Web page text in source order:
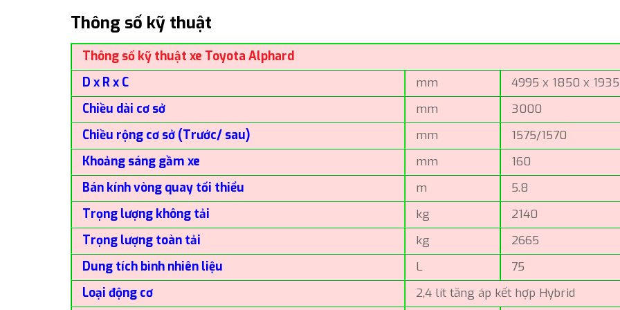
Thông số kỹ thuật
Thông số kỹ thuật xe Toyota Alphard
D x R x C
mm
4995 x 1850 x
Chiều dài cơ sở
mm
3000
Chiều rộng cơ sở (Trước/ sau)
mm
1575/1570
Khoảng sáng gầm xe
mm
160
Bán kính vòng quay tối thiểu
m
5.8
Trọng lượng không tải
kg
2140
Trọng lượng toàn tải
kg
2665
Dung tích bình nhiên liệu
L
75
Loại động cơ
2,4 lít tăng áp kết hợp Hybrid